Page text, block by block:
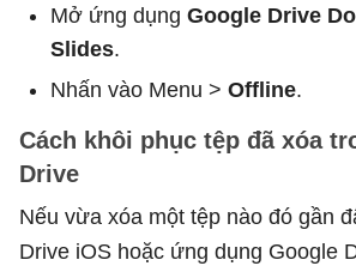
Mở ứng dụng Google Drive
Slides.
Nhấn vào Menu > Offline.
Cách khôi phục tệp đã xóa
Drive
Nếu vừa xóa một tệp nào đó gần
Drive iOS hoặc ứng dụng Google